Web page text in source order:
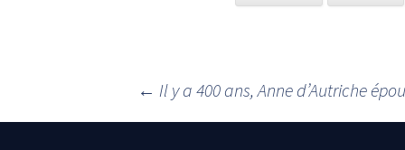
Navigation des articles
← Il y a 400 ans, Anne d’Autriche